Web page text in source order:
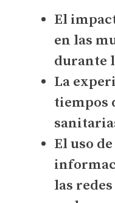
El
en las
durante
La
tiempos
El uso
las